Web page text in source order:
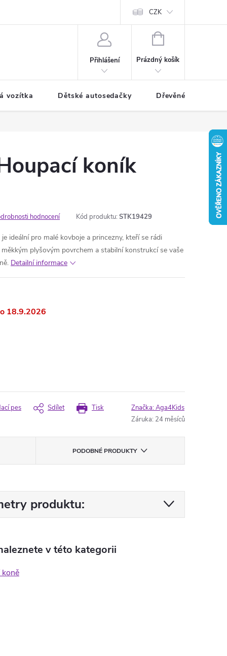
CZK
Přihlášení
NÁKUPNÍ
Prázdný košík
vozítka Dětské autosedačky Dřevěné hračky
koník
hodnocení Kód produktu: STK19429
ideální pro malé kovboje a princezny, kteří se rádi
plyšovým povrchem a stabilní konstrukcí se vaše
Detailní informace
18.9.2026
Tisk
pes Sdílet Značka:Aga4Kids
Záruka: 24 měsíců
PODOBNÉ PRODUKTY
produktu:
v této kategorii